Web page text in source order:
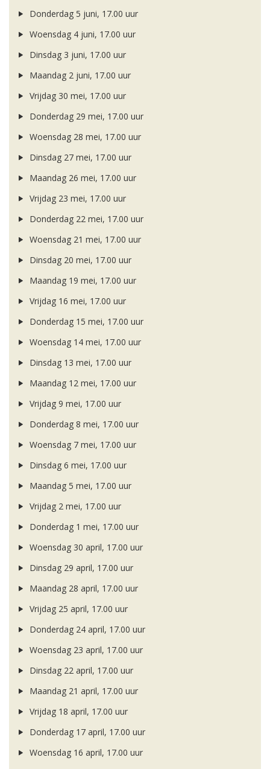
Donderdag 5 juni, 17.00 uur
Woensdag 4 juni, 17.00 uur
Dinsdag 3 juni, 17.00 uur
Maandag 2 juni, 17.00 uur
Vrijdag 30 mei, 17.00 uur
Donderdag 29 mei, 17.00 uur
Woensdag 28 mei, 17.00 uur
Dinsdag 27 mei, 17.00 uur
Maandag 26 mei, 17.00 uur
Vrijdag 23 mei, 17.00 uur
Donderdag 22 mei, 17.00 uur
Woensdag 21 mei, 17.00 uur
Dinsdag 20 mei, 17.00 uur
Maandag 19 mei, 17.00 uur
Vrijdag 16 mei, 17.00 uur
Donderdag 15 mei, 17.00 uur
Woensdag 14 mei, 17.00 uur
Dinsdag 13 mei, 17.00 uur
Maandag 12 mei, 17.00 uur
Vrijdag 9 mei, 17.00 uur
Donderdag 8 mei, 17.00 uur
Woensdag 7 mei, 17.00 uur
Dinsdag 6 mei, 17.00 uur
Maandag 5 mei, 17.00 uur
Vrijdag 2 mei, 17.00 uur
Donderdag 1 mei, 17.00 uur
Woensdag 30 april, 17.00 uur
Dinsdag 29 april, 17.00 uur
Maandag 28 april, 17.00 uur
Vrijdag 25 april, 17.00 uur
Donderdag 24 april, 17.00 uur
Woensdag 23 april, 17.00 uur
Dinsdag 22 april, 17.00 uur
Maandag 21 april, 17.00 uur
Vrijdag 18 april, 17.00 uur
Donderdag 17 april, 17.00 uur
Woensdag 16 april, 17.00 uur